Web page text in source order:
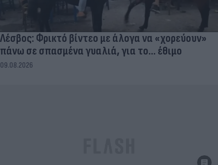
Λέσβος: Φρικτό βίντεο με άλογα να «χορεύουν»
πάνω σε σπασμένα γυαλιά, για το... έθιμο
09.08.2026